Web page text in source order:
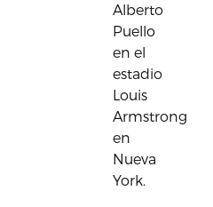
Alberto
Puello
en el
estadio
Louis
Armstrong
en
Nueva
York.